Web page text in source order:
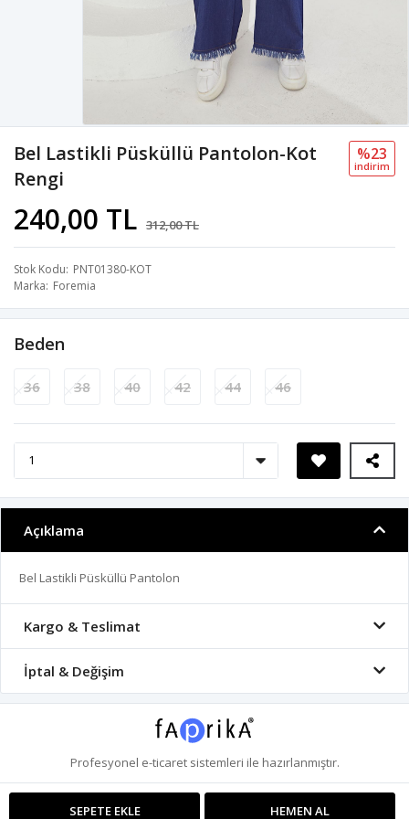
Bel Lastikli Püsküllü Pantolon-Kot
Rengi
240,00 TL 312,00 TL
%23
i̇ndi̇ri̇m
Stok Kodu PNT01380-KOT
Marka Foremia
Beden
36 38 40 42 44 46
SEPETE EKLE HEMEN AL
Açıklama
Bel Lastikli Püsküllü Pantolon
Kargo & Teslimat
İptal & Değişim
Profesyonel e-ticaretsistemleri ile hazırlanmıştır.